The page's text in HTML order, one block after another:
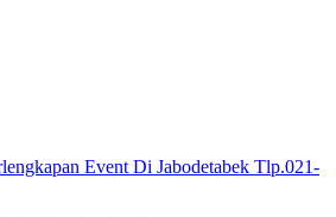
Event Di Jabodetabek Tlp.021-